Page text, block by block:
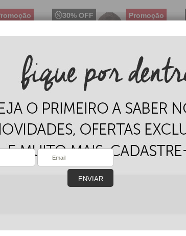
em
30% OFF
(1)
Top Neon em Confort
Plus Farbe Sem Bojo e
Nadador | 80050
R$21,56
ENVIAR